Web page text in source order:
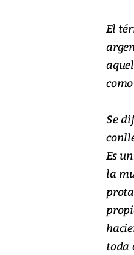
El
Se
Es
la
toda